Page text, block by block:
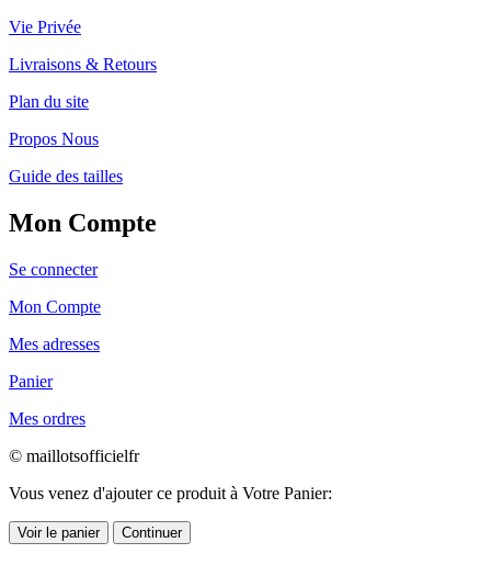
Vie Privée
Livraisons & Retours
Plan du site
Propos Nous
Guide des tailles
Mon Compte
Se connecter
Mon Compte
Mes adresses
Panier
Mes ordres
© maillotsofficielfr
Vous venez d'ajouter ce produit à Votre Panier:
Voir le panier Continuer